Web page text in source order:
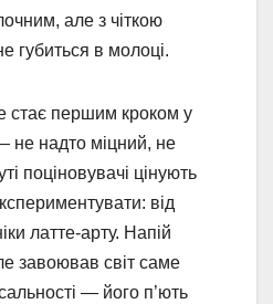
але з чіткою
губиться в молоці.
стає першим кроком у
не надто міцний, не
поціновувачі цінують
від
латте-арту. Напій
завоював світ саме
— його п’ють